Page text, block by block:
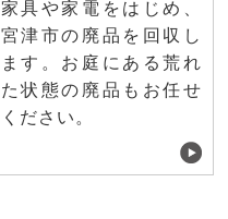
家具や家電をはじめ、
宮津市の廃品を回収し
ます。お庭にある荒れ
た状態の廃品もお任せ
ください。